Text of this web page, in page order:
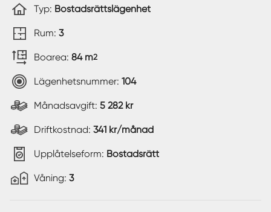
Typ: Bostadsrättslägenhet
Rum: 3
Boarea: 84 m2
Lägenhetsnummer: 104
Månadsavgift: 5 282 kr
Driftkostnad: 341 kr/månad
Upplåtelseform: Bostadsrätt
Våning: 3